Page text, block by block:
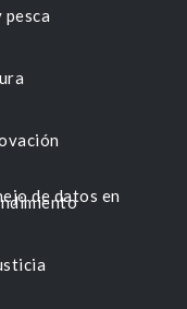
de datos en